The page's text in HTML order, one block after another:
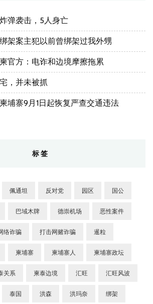
弹袭击，5人身亡
架案主犯以前曾绑架过我外甥
官方：电诈和边境摩擦拖累
，并未被抓
埔寨9月1日起恢复严查交通违法
标签
佩通坦 反对党 园区 国公
巴域木牌 德崇机场 恶性案件
络诈骗 打击网赌诈骗 暹粒
柬埔寨 柬埔寨人 柬埔寨政坛
关系 柬泰边境 汇旺 汇旺风波
泰国 洪森 洪玛奈 绑架